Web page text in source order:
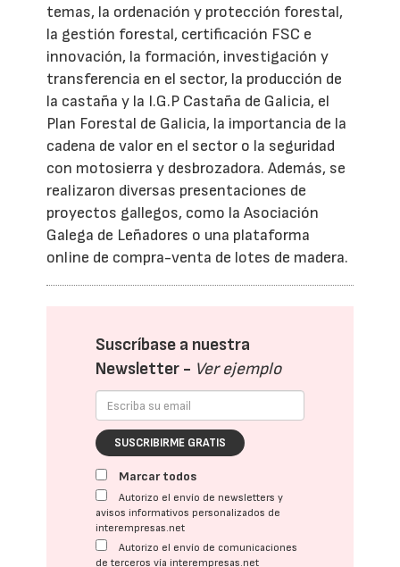
temas, la ordenación y protección forestal,
la gestión forestal, certificación FSC e
innovación, la formación, investigación y
transferencia en el sector, la producción de
la castaña y la I.G.P Castaña de Galicia, el
Plan Forestal de Galicia, la importancia de la
cadena de valor en el sector o la seguridad
con motosierra y desbrozadora. Además, se
realizaron diversas presentaciones de
proyectos gallegos, como la Asociación
Galega de Leñadores o una plataforma
online de compra-venta de lotes de madera.
Suscríbase a nuestra
Newsletter - Ver ejemplo
SUSCRIBIRME GRATIS
Marcar todos
Autorizo el envío de newsletters y
avisos informativos personalizados de
interempresas.net
Autorizo el envío de comunicaciones
de terceros vía interempresas.net